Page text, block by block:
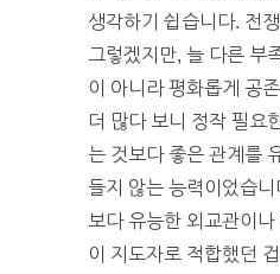
생각하기 쉽습니다. 전
그렇겠지만, 늘 다른 부
이 아니라 평화롭게 공
더 많다 보니 정작 필요
는 것보다 좋은 관계를
들지 않는 능력이었습
보다 유능한 외교관이
이 지도자로 적합했던